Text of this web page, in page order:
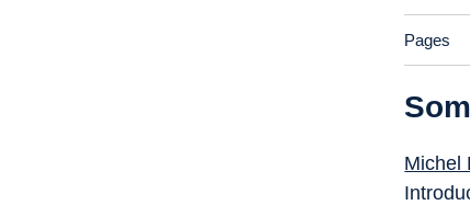
Pages
Michel